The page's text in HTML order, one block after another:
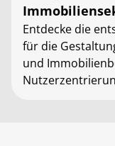
Entdecke die
für die
und